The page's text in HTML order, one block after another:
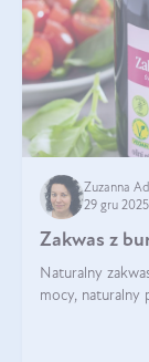
Zuzanna
29 gru 2025
Zakwas z
Naturalny
mocy, naturalny